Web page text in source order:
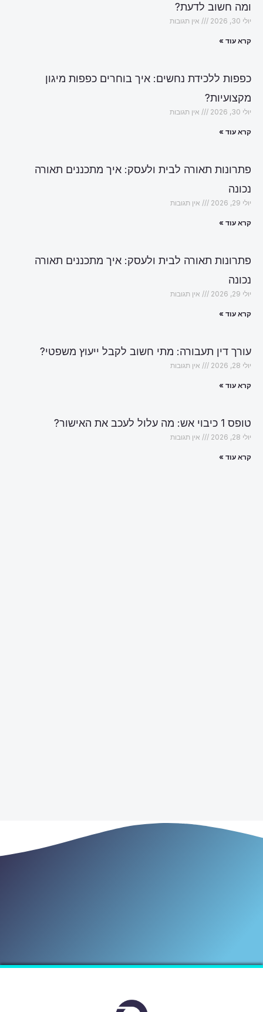
ומה חשוב לדעת?
יולי 30, 2026 אין תגובות
קרא עוד »
כפפות ללכידת נחשים: איך בוחרים כפפות מיגון
מקצועיות?
יולי 30, 2026 אין תגובות
קרא עוד »
פתרונות תאורה לבית ולעסק: איך מתכננים תאורה
נכונה
יולי 29, 2026 אין תגובות
קרא עוד »
פתרונות תאורה לבית ולעסק: איך מתכננים תאורה
נכונה
יולי 29, 2026 אין תגובות
קרא עוד »
עורך דין תעבורה: מתי חשוב לקבל ייעוץ משפטי?
יולי 28, 2026 אין תגובות
קרא עוד »
טופס 1 כיבוי אש: מה עלול לעכב את האישור?
יולי 28, 2026 אין תגובות
קרא עוד »